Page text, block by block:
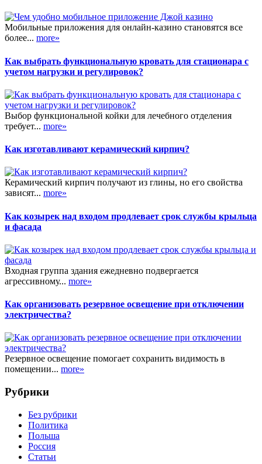
Мобильные приложения для онлайн-казино становятся все
более... more»
Как выбрать функциональную кровать для стационара с
учетом нагрузки и регулировок?
Выбор функциональной койки для лечебного отделения
требует... more»
Как изготавливают керамический кирпич?
Керамический кирпич получают из глины, но его свойства
зависят... more»
Как козырек над входом продлевает срок службы крыльца
и фасада
Входная группа здания ежедневно подвергается
агрессивному... more»
Как организовать резервное освещение при отключении
электричества?
Резервное освещение помогает сохранить видимость в
помещении... more»
Рубрики
Без рубрики
Политика
Польша
Россия
Статьи